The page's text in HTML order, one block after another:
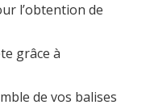
l’obtention de
grâce à
de vos balises